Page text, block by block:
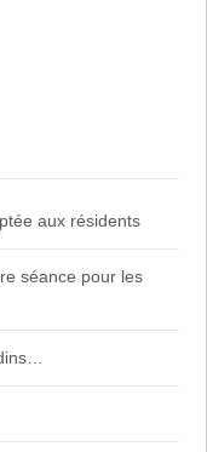
aux résidents
séance pour les